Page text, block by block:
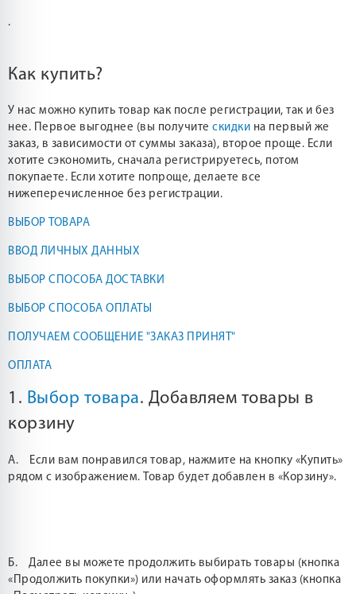
.
Как купить?
У нас можно купить товар как после регистрации, так и без
нее. Первое выгоднее (вы получите скидки на первый же
заказ, в зависимости от суммы заказа), второе проще. Если
хотите сэкономить, сначала регистрируетесь, потом
покупаете. Если хотите попроще, делаете все
нижеперечисленное без регистрации.
ВЫБОР ТОВАРА
ВВОД ЛИЧНЫХ ДАННЫХ
ВЫБОР СПОСОБА ДОСТАВКИ
ВЫБОР СПОСОБА ОПЛАТЫ
ПОЛУЧАЕМ СООБЩЕНИЕ "ЗАКАЗ ПРИНЯТ"
ОПЛАТА
1. Выбор товара. Добавляем товары в
корзину
А. Если вам понравился товар, нажмите на кнопку «Купить»
рядом с изображением. Товар будет добавлен в «Корзину».
Б. Далее вы можете продолжить выбирать товары (кнопка
«Продолжить покупки») или начать оформлять заказ (кнопка